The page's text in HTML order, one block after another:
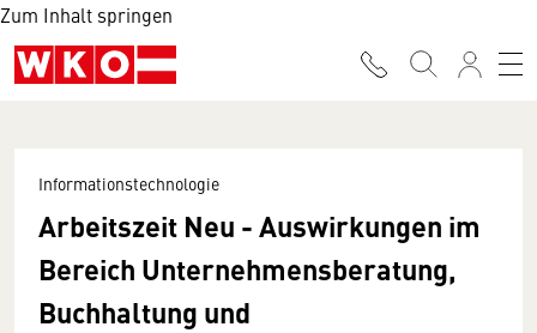
Zum Inhalt springen
Informationstechnologie
Arbeitszeit Neu - Auswirkungen im
Bereich Unternehmensberatung,
Buchhaltung und